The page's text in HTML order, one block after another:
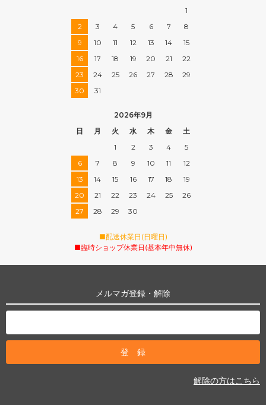
1
2
3 4 5 6 7
8
9
10 11 12 13 14
15
16
17 18 19 20 21
22
23
24 25 26 27 28
29
30
31
2026年9月
日
月 火 水 木 金
土
1
2 3 4
5
6
7 8 9 10 11
12
13
14 15 16 17 18
19
20
21 22 23 24 25
26
27
28 29 30
■配送休業日(日曜日)
■臨時ショップ休業日(基本年中無休)
メルマガ登録・解除
解除の方はこちら